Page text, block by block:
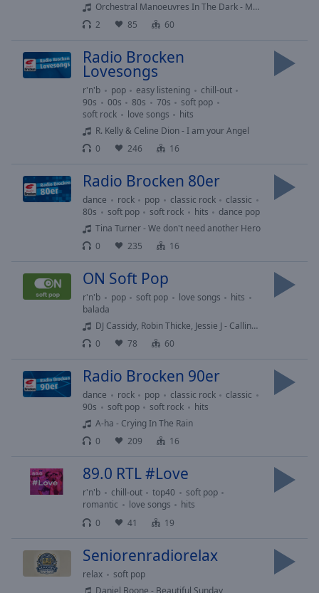
off,
selected
subtitles
settings
dialog
Beginning
dialog
Orchestral Manoeuvres In The Dark - Maid Of Orleans
2
85 60
Radio Brocken
Lovesongs
r'n'b pop easy listening
chill-out
90s
00s 80s 70s
soft pop
soft rock
love songs
hits
R. Kelly & Celine Dion - I am your Angel
0
246 16
Radio Brocken 80er
dance rock pop classic rock
classic
80s
soft pop soft rock hits
dance pop
Tina Turner - We don't need another Hero
0
235 16
ON Soft Pop
r'n'b pop soft pop love songs
hits
balada
DJ Cassidy, Robin Thicke, Jessie J - Calling All Hearts
0
78 60
Radio Brocken 90er
dance rock pop classic rock
classic
90s
soft pop soft rock
hits
A-ha - Crying In The Rain
0
209 16
89.0 RTL #Love
r'n'b chill-out top40
soft pop
romantic
love songs
hits
0
41 19
Seniorenradiorelax
relax
soft pop
Daniel Boone - Beautiful Sunday